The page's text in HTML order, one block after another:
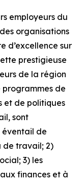
employeurs du
organisations
d’excellence sur
prestigieuse
de la région
programmes de
et de politiques
sont
éventail de
de travail; 2)
3) les
finances et à